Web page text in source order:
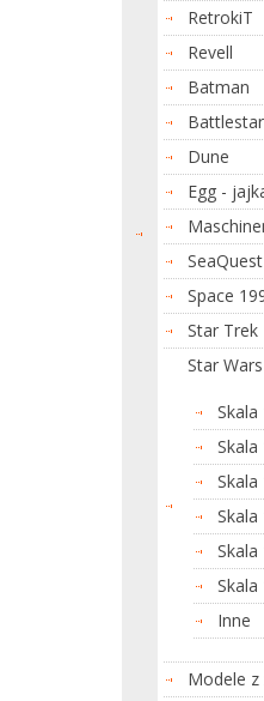
RetrokiT
Revell
Batman
Dune
Egg -
SeaQuest
Space
Star Trek
Star Wars
Skala
Skala
Skala
Skala
Skala
Skala
Inne
Modele z